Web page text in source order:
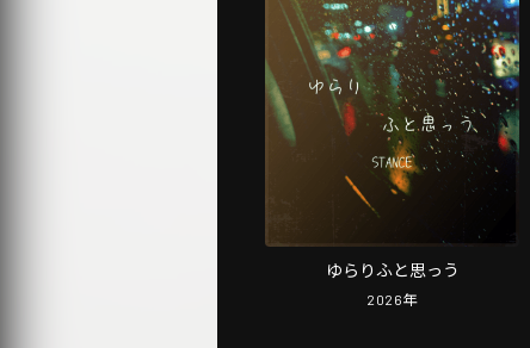
ゆらりふと思っう
2026年